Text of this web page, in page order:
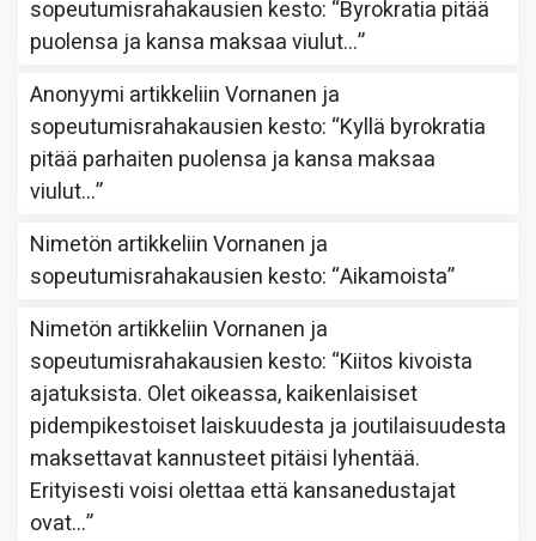
sopeutumisrahakausien kesto: “Byrokratia pitää
puolensa ja kansa maksaa viulut…”
Anonyymi artikkeliinVornanen ja
sopeutumisrahakausien kesto: “Kyllä byrokratia
pitää parhaiten puolensa ja kansa maksaa
viulut…”
Nimetön artikkeliinVornanen ja
sopeutumisrahakausien kesto: “Aikamoista”
Nimetön artikkeliinVornanen ja
sopeutumisrahakausien kesto: “Kiitos kivoista
ajatuksista. Olet oikeassa, kaikenlaisiset
pidempikestoiset laiskuudesta ja joutilaisuudesta
maksettavat kannusteet pitäisi lyhentää.
Erityisesti voisi olettaa että kansanedustajat
ovat…”